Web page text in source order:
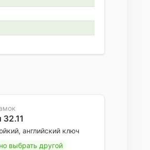
английский ключ
выбрать другой